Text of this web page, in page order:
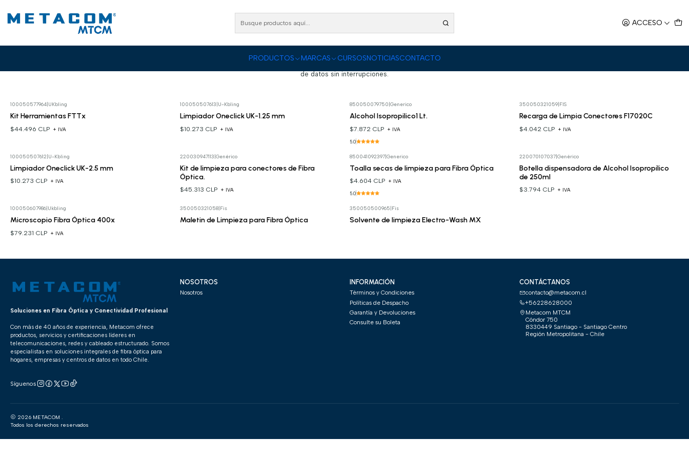
ACCESO
PRODUCTOS MARCAS CURSOSNOTICIASCONTACTO
Limpieza de Fibra Óptica
Mantén el rendimiento óptimo de tus redes con nuestros productos de limpieza para fibra óptica. Ofrecemos herramientas y kits especializados para eliminar polvo y contaminantes, asegurando una transmisión
de datos sin interrupciones.
Filtros
100050577964| UKbling
Kit Herramientas FTTx
$44.496 CLP + IVA
100050507613 U-Kbling
Limpiador Oneclick UK-1.25 mm
$10.273 CLP + IVA
850050079750 Generico
Alcohol Isopropilico1 Lt.
$7.872 CLP + IVA
5.0
350050321059| FIS
Recarga de Limpia Conectores F17020C
$4.042 CLP + IVA
100050507612 U-Kbling
Limpiador Oneclick UK-2.5 mm
$10.273 CLP + IVA
220030947113 Genérico
Kit de limpieza para conectores de Fibra
Óptica.
$45.313 CLP + IVA
850041092397| Generico
Toalla secas de limpieza para Fibra Óptica
$4.604 CLP + IVA
5.0
220070107037| Genérico
Botella dispensadora de Alcohol Isopropílico
de 250ml
$3.794 CLP + IVA
100050607986| Ukbling
Microscopio Fibra Óptica 400x
$79.231 CLP + IVA
350050321058| Fis
Maletin de Limpieza para Fibra Óptica
350050500965 Fis
Solvente de limpieza Electro-Wash MX
Soluciones en Fibra Óptica y Conectividad Profesional
Con más de 40 años de experiencia, Metacom ofrece
productos, servicios y certificaciones líderes en
telecomunicaciones, redes y cableado estructurado. Somos
especialistas en soluciones integrales de fibra óptica para
hogares, empresas y centros de datos en todo Chile.
Síguenos
NOSOTROS
Nosotros
INFORMACIÓN
Términos y Condiciones
Políticas de Despacho
Garantía y Devoluciones
Consulte su Boleta
CONTÁCTANOS
contacto@metacom.cl
+56228628000
Metacom MTCM
Cóndor 750
8330449 Santiago - Santiago Centro
Región Metropolitana - Chile
2026 METACOM .
Todos los derechos reservados